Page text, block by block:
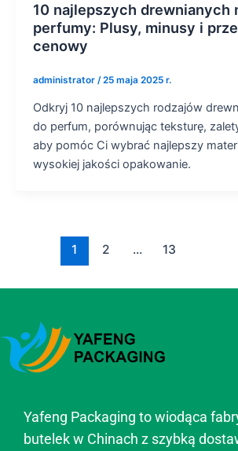
10 najlepszych drewnianych
perfumy: Plusy, minusy i
cenowy
administrator /25 maja 2025 r.
Odkryj 10 najlepszych rodzajów
do perfum, porównując teksturę,
aby pomóc Ci wybrać najlepszy
wysokiej jakości opakowanie.
1 2 ... 13
Yafeng Packaging to wiodąca
butelek w Chinach z szybką